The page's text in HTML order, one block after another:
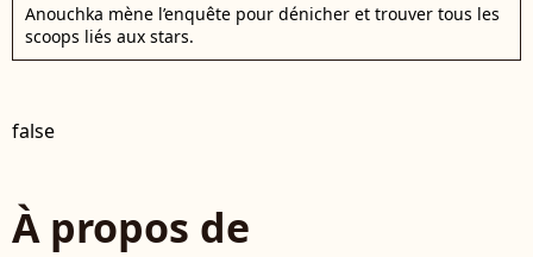
Anouchka mène l’enquête pour dénicher et trouver tous les
scoops liés aux stars.
false
À propos de